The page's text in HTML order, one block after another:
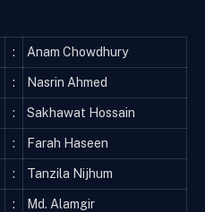
: Anam Chowdhury
: Nasrin Ahmed
: Sakhawat Hossain
: Farah Haseen
: Tanzila Nijhum
: Md. Alamgir